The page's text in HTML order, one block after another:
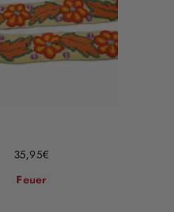
35,95€
Feuer